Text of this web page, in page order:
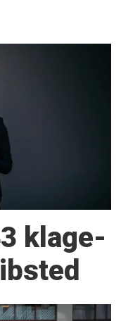
klage­